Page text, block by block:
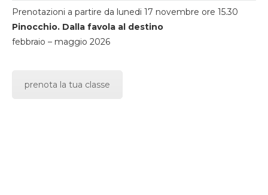
Prenotazioni a partire da lunedi 17 novembre ore 15.30
Pinocchio. Dalla favola al destino
febbraio – maggio 2026
prenota la tua classe